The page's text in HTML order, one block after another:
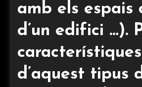
amb els espais
d’un edifici …).
característiques
d’aquest tipus